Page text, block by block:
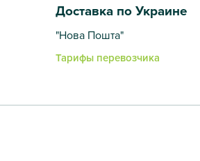
Доставка по Украине
"Нова Пошта"
Тарифы перевозчика